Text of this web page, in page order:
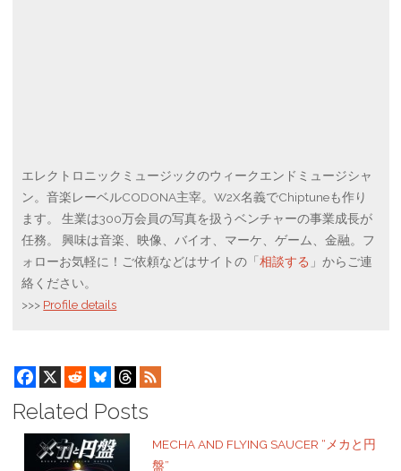
エレクトロニックミュージックのウィークエンドミュージシャ
ン。音楽レーベルCODONA主宰。W2X名義でChiptuneも作り
ます。 生業は300万会員の写真を扱うベンチャーの事業成長が
任務。 興味は音楽、映像、バイオ、マーケ、ゲーム、金融。フ
ォローお気軽に！ご依頼などはサイトの「相談する 」からご連
絡ください。
>>> Profile details
Related Posts
MECHA AND FLYING SAUCER “メカと円
盤”